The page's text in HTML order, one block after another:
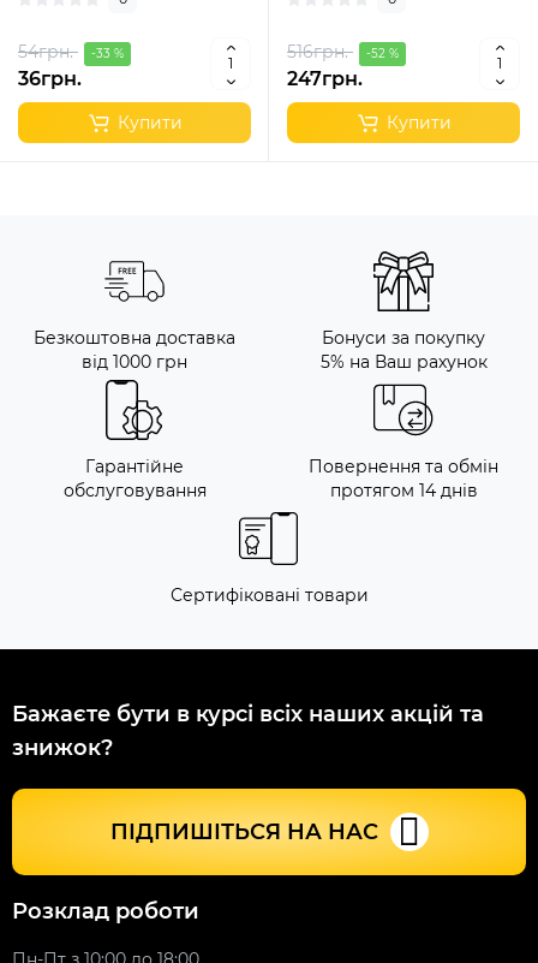
54грн. -33 %
36грн.
Купити
516грн. -52 %
247грн.
Купити
Безкоштовна доставка
від 1000 грн
Бонуси за покупку
5% на Ваш рахунок
Гарантійне
обслуговування
Повернення та обмін
протягом 14 днів
Сертифіковані товари
Бажаєте бути в курсі всіх наших акцій та
знижок?
ПІДПИШІТЬСЯ НА НАС
Розклад роботи